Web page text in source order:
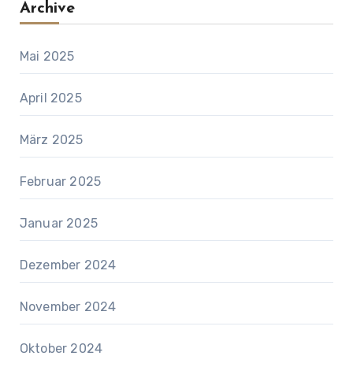
Archive
Mai 2025
April 2025
März 2025
Februar 2025
Januar 2025
Dezember 2024
November 2024
Oktober 2024